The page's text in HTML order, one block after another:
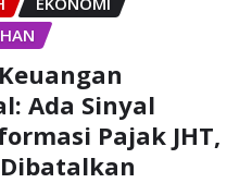
Ada Sinyal
Pajak JHT,